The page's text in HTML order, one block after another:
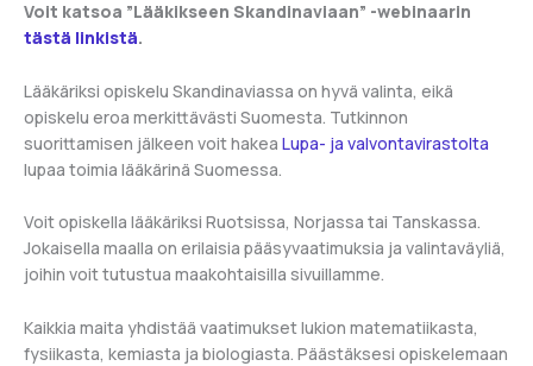
Voit katsoa ”Lääkikseen Skandinaviaan” -webinaarin
tästä linkistä.
Lääkäriksi opiskelu Skandinaviassa on hyvä valinta, eikä
opiskelu eroa merkittävästi Suomesta. Tutkinnon
suorittamisen jälkeen voit hakea Lupa- ja valvontavirastolta
lupaa toimia lääkärinä Suomessa.
Voit opiskella lääkäriksi Ruotsissa, Norjassa tai Tanskassa.
Jokaisella maalla on erilaisia pääsyvaatimuksia ja valintaväyliä,
joihin voit tutustua maakohtaisilla sivuillamme.
Kaikkia maita yhdistää vaatimukset lukion matematiikasta,
fysiikasta, kemiasta ja biologiasta. Päästäksesi opiskelemaan